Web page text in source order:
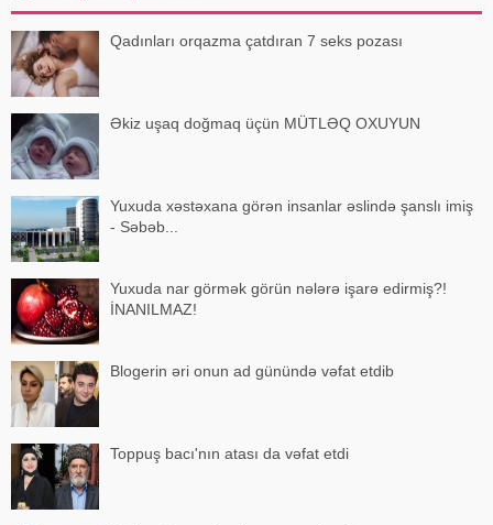
Qadınları orqazma çatdıran 7 seks pozası
Əkiz uşaq doğmaq üçün MÜTLƏQ OXUYUN
Yuxuda xəstəxana görən insanlar əslində şanslı imiş
- Səbəb...
Yuxuda nar görmək görün nələrə işarə edirmiş?!
İNANILMAZ!
Blogerin əri onun ad günündə vəfat etdib
Toppuş bacı'nın atası da vəfat etdi